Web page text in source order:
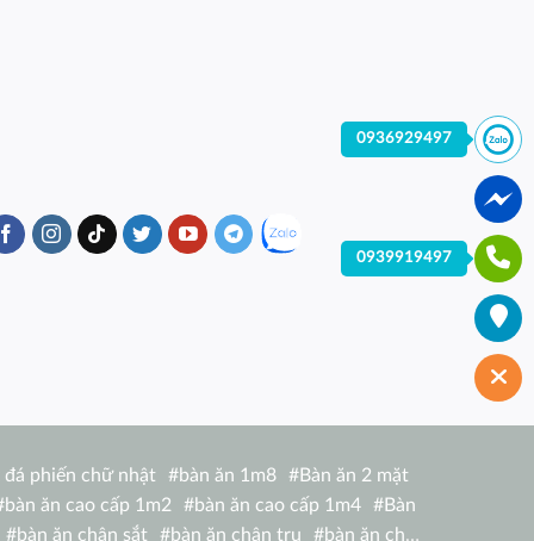
phiến chữ nhật #bàn ăn 1m8 #Bàn ăn 2 mặt
bàn ăn cao cấp 1m2 #bàn ăn cao cấp 1m4 #Bàn
#bàn ăn chân sắt #bàn ăn chân trụ #bàn ăn chữ
0936929497
0939919497